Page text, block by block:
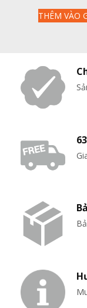
là:
THÊM VÀO